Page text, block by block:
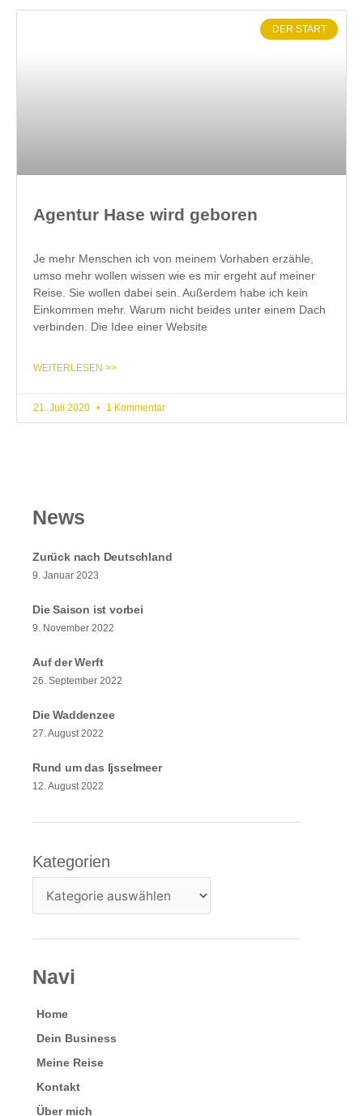
DER START
Agentur Hase wird geboren
Je mehr Menschen ich von meinem Vorhaben erzähle,
umso mehr wollen wissen wie es mir ergeht auf meiner
Reise. Sie wollen dabei sein. Außerdem habe ich kein
Einkommen mehr. Warum nicht beides unter einem Dach
verbinden. Die Idee einer Website
WEITERLESEN >>
21. Juli 2020 1 Kommentar
News
Zurück nach Deutschland
9. Januar 2023
Die Saison ist vorbei
9. November 2022
Auf der Werft
26. September 2022
Die Waddenzee
27. August 2022
Rund um das Ijsselmeer
12. August 2022
Kategorien
Kategorien
Navi
Home
Dein Business
Meine Reise
Kontakt
Über mich